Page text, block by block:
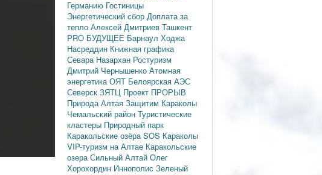
Германию Гостиницы
Энергетический сбор Доплата за
тепло Алексей Дмитриев Ташкент
PRO БУДУЩЕЕ Барнаул Ходжа
Насреддин Книжная графика
Севара Назархан Ростуризм
Дмитрий Чернышенко Атомная
энергетикаОЯТ Белоярская АЭС
Северск ЗЯТЦ Проект ПРОРЫВ
Природа Алтая Защитим Караколы
Чемальский район Туристические
кластеры Природный парк
Каракольские озёраSOS Караколы
VIP-туризм на Алтае Каракольские
озераСильный Алтай Олег
Хорохордин Иннополис Зеленый